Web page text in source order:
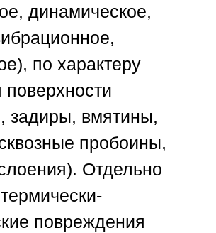
динамическое,
по характеру
задиры, вмятины,
пробоины,
Отдельно
повреждения